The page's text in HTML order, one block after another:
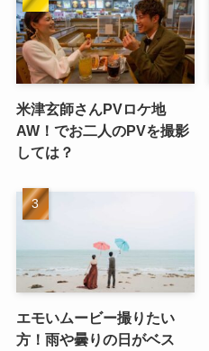
米津玄師さんPVロケ地
AW！でお二人のPVを撮影
しては？
エモいムービー撮りたい
方！雨や曇りの日がベス